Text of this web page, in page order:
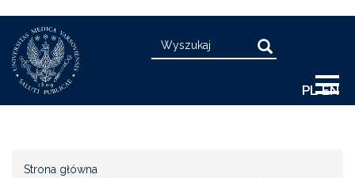
treści
PL EN
Search Search
Strona główna